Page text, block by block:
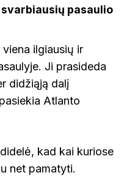
svarbiausių pasaulio
ilgiausių ir
Ji prasideda
didžiąją dalį
Atlanto
kad kai kuriose
net pamatyti.